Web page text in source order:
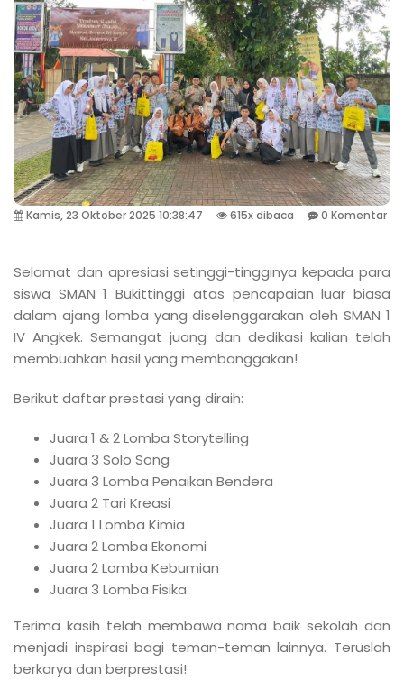
Kamis, 23 Oktober 2025 10:38:47 615x dibaca 0 Komentar
Selamat dan apresiasi setinggi-tingginya kepada para
siswa SMAN 1 Bukittinggi atas pencapaian luar biasa
dalam ajang lomba yang diselenggarakan oleh SMAN 1
IV Angkek. Semangat juang dan dedikasi kalian telah
membuahkan hasil yang membanggakan!
Berikut daftar prestasi yang diraih:
Juara 1 & 2 Lomba Storytelling
Juara 3 Solo Song
Juara 3 Lomba Penaikan Bendera
Juara 2 Tari Kreasi
Juara 1 Lomba Kimia
Juara 2 Lomba Ekonomi
Juara 2 Lomba Kebumian
Juara 3 Lomba Fisika
Terima kasih telah membawa nama baik sekolah dan
menjadi inspirasi bagi teman-teman lainnya. Teruslah
berkarya dan berprestasi!